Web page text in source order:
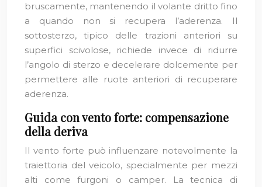
bruscamente, mantenendo il volante dritto fino
a quando non si recupera l’aderenza. Il
sottosterzo, tipico delle trazioni anteriori su
superfici scivolose, richiede invece di ridurre
l’angolo di sterzo e decelerare dolcemente per
permettere alle ruote anteriori di recuperare
aderenza.
Guida con vento forte: compensazione
della deriva
Il vento forte può influenzare notevolmente la
traiettoria del veicolo, specialmente per mezzi
alti come furgoni o camper. La tecnica di